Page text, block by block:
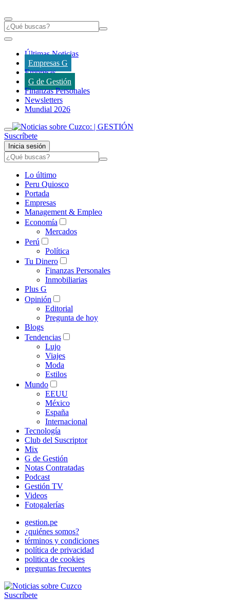
Últimas Noticias
Empresas G
Empresas
G de Gestión
Finanzas Personales
Newsletters
Mundial 2026
Suscríbete
Inicia sesión
Lo último
Peru Quiosco
Portada
Empresas
Management & Empleo
Economía
Mercados
Perú
Política
Tu Dinero
Finanzas Personales
Inmobiliarias
Plus G
Opinión
Editorial
Pregunta de hoy
Blogs
Tendencias
Lujo
Viajes
Moda
Estilos
Mundo
EEUU
México
España
Internacional
Tecnología
Club del Suscriptor
Mix
G de Gestión
Notas Contratadas
Podcast
Gestión TV
Videos
Fotogalerías
gestion.pe
¿quiénes somos?
términos y condiciones
política de privacidad
politica de cookies
preguntas frecuentes
Suscríbete